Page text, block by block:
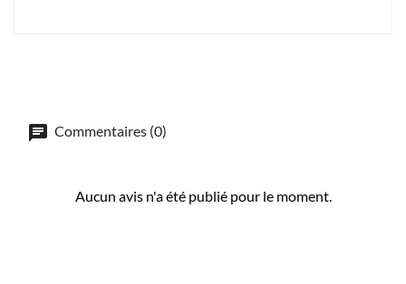
Commentaires (0)
Aucun avis n'a été publié pour le moment.